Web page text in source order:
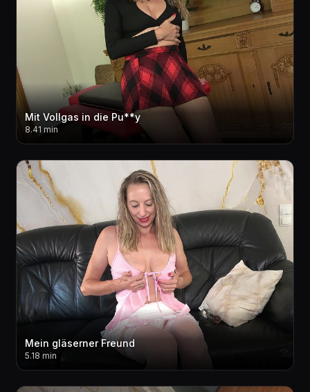
Mit Vollgas in die Pu**y
8.41 min
Mein gläserner Freund
5.18 min